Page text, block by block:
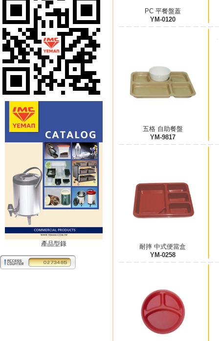
產品型錄
PC 平餐盤蓋
YM-0120
五格 自助餐盤
YM-9817
耐摔 中式便當盒
YM-0258